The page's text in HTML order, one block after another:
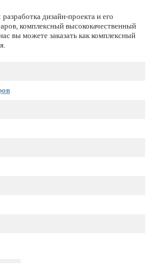
дизайн-проекта и его
комплексный высококачественный
вы можете заказать как комплексный